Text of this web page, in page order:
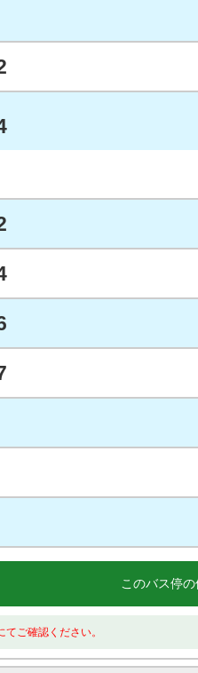
このバス停
ご確認ください。